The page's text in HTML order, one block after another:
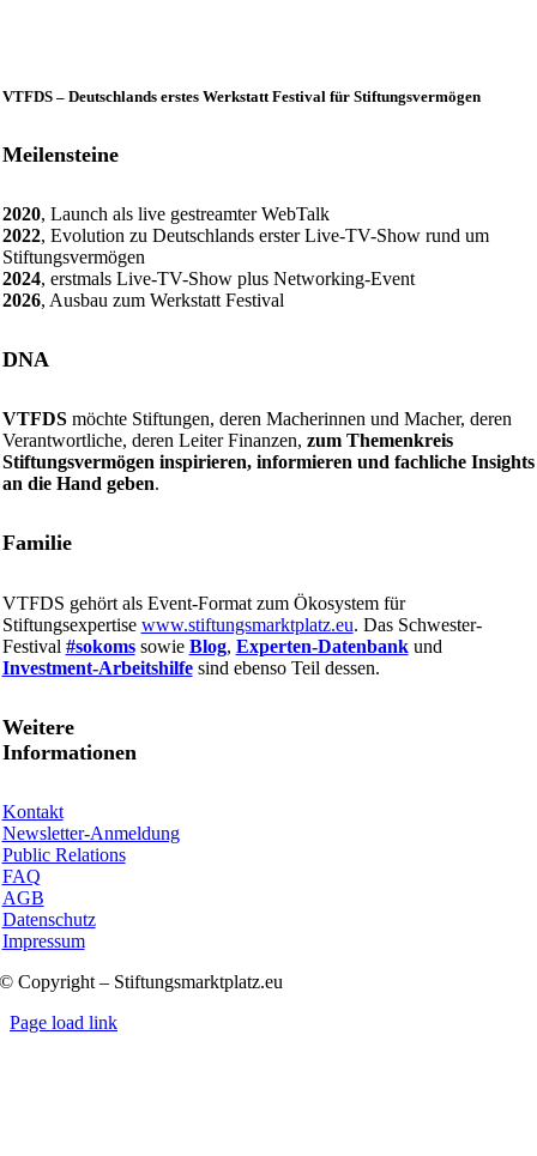
VTFDS – Deutschlands erstes Werkstatt Festival für Stiftungsvermögen
Meilensteine
2020, Launch als live gestreamter WebTalk
2022, Evolution zu Deutschlands erster Live-TV-Show rund um
Stiftungsvermögen
2024, erstmals Live-TV-Show plus Networking-Event
2026, Ausbau zum Werkstatt Festival
DNA
VTFDS möchte Stiftungen, deren Macherinnen und Macher, deren
Verantwortliche, deren Leiter Finanzen, zum Themenkreis
Stiftungsvermögen inspirieren, informieren und fachliche Insights
an die Hand geben.
Familie
VTFDS gehört als Event-Format zum Ökosystem für
Stiftungsexpertise www.stiftungsmarktplatz.eu. Das Schwester-
Festival #sokomssowie Blog, Experten-Datenbankund
Investment-Arbeitshilfesind ebenso Teil dessen.
Weitere
Informationen
Kontakt
Newsletter-Anmeldung
Public Relations
FAQ
AGB
Datenschutz
Impressum
© Copyright – Stiftungsmarktplatz.eu
Page load link